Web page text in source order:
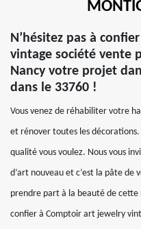
N’hésitez pas à
vintage société vente
Nancy votre projet
dans le 33760 !
Vous venez de réhabiliter votre
et rénover toutes les décorations.
qualité vous voulez. Nous vous
d’art nouveau et c’est la pâte de
prendre part à la beauté de cette
confier à Comptoir art jewelry